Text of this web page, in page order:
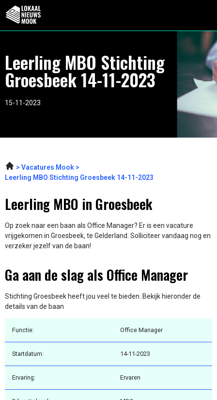
Leerling MBO Stichting
Groesbeek 14-11-2023
15-11-2023
Vacatures Mook
Leerling MBO Stichting Groesbeek 14-11-2023
Leerling MBO in Groesbeek
Op zoek naar een baan als Office Manager? Er is een vacature
vrijgekomen in Groesbeek, te Gelderland. Solliciteer vandaag nog en
verzeker jezelf van de baan!
Ga aan de slag als Office Manager
Stichting Groesbeek heeft jou veel te bieden. Bekijk hieronder de
details van de baan
Functie: Office Manager
Startdatum: 14-11-2023
Ervaring: Ervaren